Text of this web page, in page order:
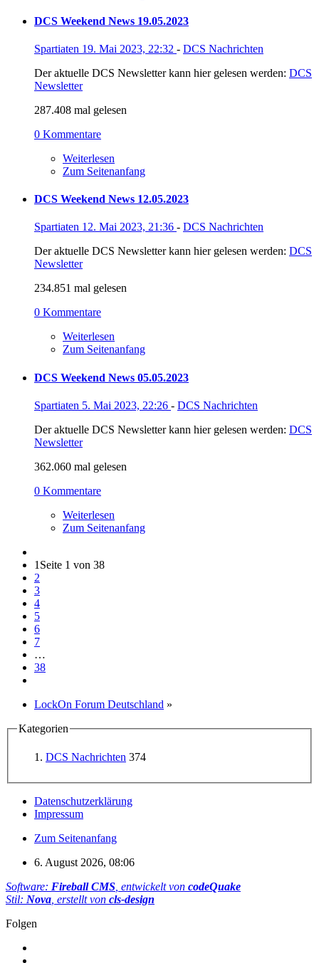
DCS Weekend News 19.05.2023
Spartiaten 19. Mai 2023, 22:32 - DCS Nachrichten
Der aktuelle DCS Newsletter kann hier gelesen werden: DCS
Newsletter
287.408 mal gelesen
0 Kommentare
Weiterlesen
Zum Seitenanfang
DCS Weekend News 12.05.2023
Spartiaten 12. Mai 2023, 21:36 - DCS Nachrichten
Der aktuelle DCS Newsletter kann hier gelesen werden: DCS
Newsletter
234.851 mal gelesen
0 Kommentare
Weiterlesen
Zum Seitenanfang
DCS Weekend News 05.05.2023
Spartiaten 5. Mai 2023, 22:26 - DCS Nachrichten
Der aktuelle DCS Newsletter kann hier gelesen werden: DCS
Newsletter
362.060 mal gelesen
0 Kommentare
Weiterlesen
Zum Seitenanfang
1 Seite 1 von 38
2
3
4
5
6
7
…
38
LockOn Forum Deutschland »
Kategorien
DCS Nachrichten 374
Datenschutzerklärung
Impressum
Zum Seitenanfang
6. August 2026, 08:06
Software: Fireball CMS , entwickelt von codeQuake
Stil: Nova , erstellt von cls-design
Folgen